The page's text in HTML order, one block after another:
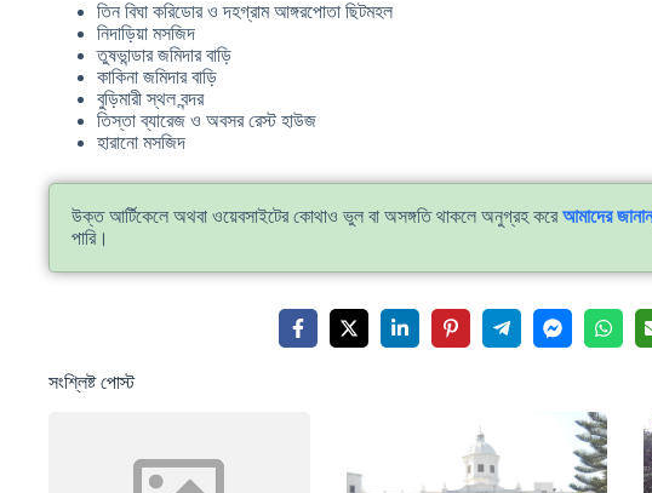
তিন বিঘা করিডোর ও দহগ্রাম আঙ্গরপোতা ছিটমহল
নিদাড়িয়া মসজিদ
তুষভান্ডার জমিদার বাড়ি
কাকিনা জমিদার বাড়ি
বুড়িমারী স্থল বন্দর
তিস্তা ব্যারেজ ও অবসর রেস্ট হাউজ
হারানো মসজিদ
উক্ত আর্টিকেলে অথবা ওয়েবসাইটের কোথাও ভুল বা অসঙ্গতি থাকলে অনুগ্রহ করেআমাদের জানান
পারি।
সংশ্লিষ্ট পোস্ট